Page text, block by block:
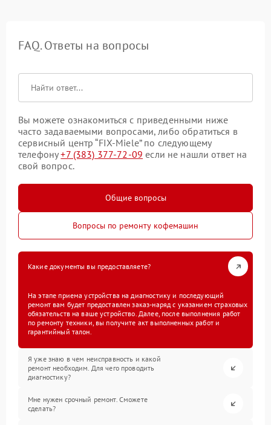
FAQ. Ответы на вопросы
Вы можете ознакомиться с приведенными ниже
часто задаваемыми вопросами, либо обратиться в
сервисный центр “FIX-Miele” по следующему
телефону+7 (383) 377-72-09 если не нашли ответ на
свой вопрос.
Общие вопросы
Вопросы по ремонту кофемашин
Какие документы вы предоставляете?
На этапе приема устройства на диагностику и последующий
ремонт вам будет предоставлен заказ-наряд с указанием страховых
обязательств на ваше устройство. Далее, после выполнения работ
по ремонту техники, вы получите акт выполненных работ и
гарантийный талон.
Я уже знаю в чем неисправность и какой
ремонт необходим. Для чего проводить
диагностику?
Мне нужен срочный ремонт. Сможете
сделать?